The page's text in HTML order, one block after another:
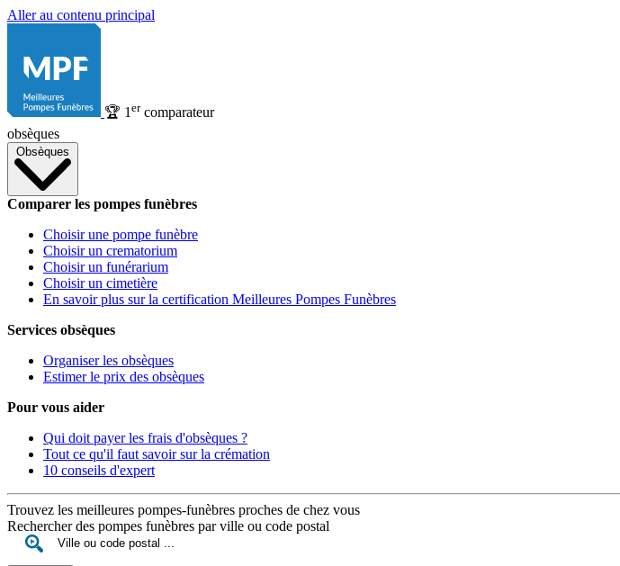
Aller au contenu principal
🏆 1 ercomparateur
obsèques
Obsèques
Comparer les pompes funèbres
Choisir une pompe funèbre
Choisir un crematorium
Choisir un funérarium
Choisir un cimetière
En savoir plus sur la certification Meilleures Pompes Funèbres
Services obsèques
Organiser les obsèques
Estimer le prix des obsèques
Pour vous aider
Qui doit payer les frais d'obsèques ?
Tout ce qu'il faut savoir sur la crémation
10 conseils d'expert
Trouvez les meilleures pompes-funèbres proches de chez vous
Rechercher des pompes funèbres par ville ou code postal